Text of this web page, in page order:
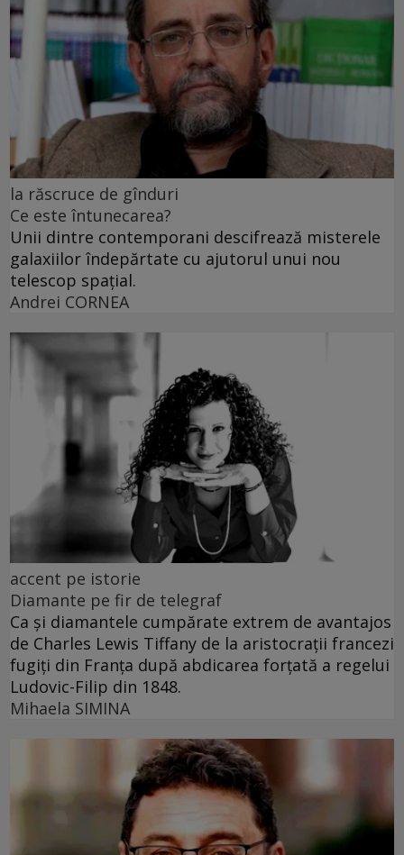
la răscruce de gînduri
Ce este întunecarea?
Unii dintre contemporani descifrează misterele
galaxiilor îndepărtate cu ajutorul unui nou
telescop spațial.
Andrei CORNEA
accent pe istorie
Diamante pe fir de telegraf
Ca și diamantele cumpărate extrem de avantajos
de Charles Lewis Tiffany de la aristocrații francezi
fugiți din Franța după abdicarea forțată a regelui
Ludovic-Filip din 1848.
Mihaela SIMINA